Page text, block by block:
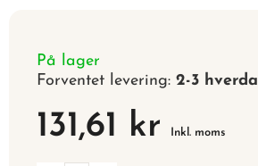
På lager
Forventet levering: 2-3
131,61 kr Inkl. moms